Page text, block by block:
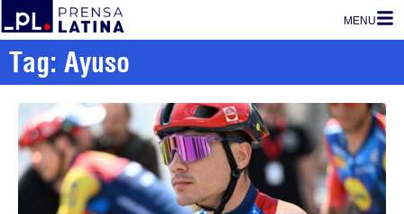
MENU
Tag: Ayuso